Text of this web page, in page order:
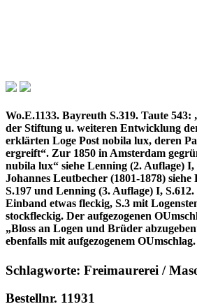
Wo.E.1133. Bayreuth S.319. Taute
der Stiftung u. weiteren Entwicklung
erklärten Loge Post nobila lux, deren
ergreift“. Zur 1850 in Amsterdam
nubila lux“ siehe Lenning (2. Auflage)
Johannes Leutbecher (1801-1878)
S.197 und Lenning (3. Auflage) I,
Einband etwas fleckig, S.3 mit
stockfleckig. Der aufgezogenen
„Bloss an Logen und Brüder
ebenfalls mit aufgezogenem OUmschlag.
Schlagworte: Freimaurerei /
Bestellnr. 11931